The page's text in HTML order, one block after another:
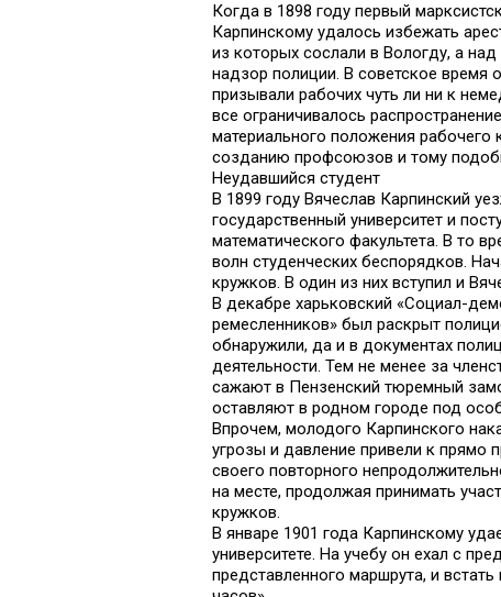
Когда в 1898 году первый
Карпинскому удалось избежать
из которых сослали в Вологду, а
надзор полиции. В советское время
призывали рабочих чуть ли ни к
все ограничивалось
материального положения
созданию профсоюзов и тому
Неудавшийся студент
В 1899 году Вячеслав Карпинский
государственный университет и
математического факультета. В то
волн студенческих беспорядков.
кружков. В один из них вступил и
В декабре харьковский «Социал-
ремесленников» был раскрыт
обнаружили, да и в документах
деятельности. Тем не менее за
сажают в Пензенский тюремный
оставляют в родном городе под
Впрочем, молодого Карпинского
угрозы и давление привели к прямо
своего повторного
на месте, продолжая принимать
кружков.
В январе 1901 года Карпинскому
университете. На учебу он ехал с
представленного маршрута, и